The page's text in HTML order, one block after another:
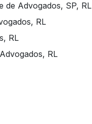
de Advogados, SP, RL
RL
RL
RL